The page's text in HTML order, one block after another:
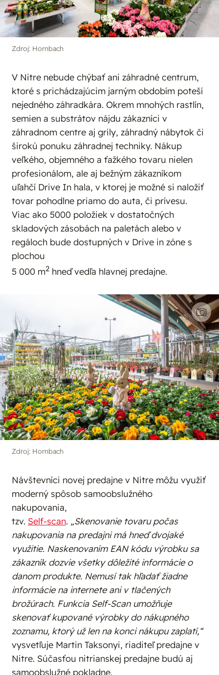
Zdroj: Hornbach
V Nitre nebude chýbať ani záhradné centrum,
ktoré s prichádzajúcim jarným obdobím poteší
nejedného záhradkára. Okrem mnohých rastlín,
semien a substrátov nájdu zákazníci v
záhradnom centre aj grily, záhradný nábytok či
širokú ponuku záhradnej techniky. Nákup
veľkého, objemného a ťažkého tovaru nielen
profesionálom, ale aj bežným zákazníkom
uľahčí Drive In hala, v ktorej je možné si naložiť
tovar pohodlne priamo do auta, či prívesu.
Viac ako 5000 položiek v dostatočných
skladových zásobách na paletách alebo v
regáloch bude dostupných v Drive in zóne s
plochou
5 000 m2 hneď vedľa hlavnej predajne.
Zdroj: Hornbach
Návštevníci novej predajne v Nitre môžu využiť
moderný spôsob samoobslužného
nakupovania,
tzv. Self-scan. „Skenovanie tovaru počas
nakupovania na predajni má hneď dvojaké
využitie. Naskenovaním EAN kódu výrobku sa
zákazník dozvie všetky dôležité informácie o
danom produkte. Nemusí tak hľadať žiadne
informácie na internete ani v tlačených
brožúrach. Funkcia Self-Scan umožňuje
skenovať kupované výrobky do nákupného
zoznamu, ktorý už len na konci nákupu zaplatí,“
vysvetľuje Martin Taksonyi, riaditeľ predajne v
Nitre. Súčasťou nitrianskej predajne budú aj
samoobslužné pokladne.